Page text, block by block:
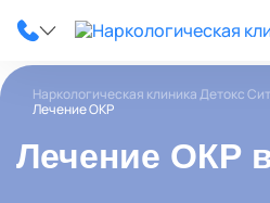
Наркологическая клиника Детокс
Лечение ОКР
Лечение ОКР